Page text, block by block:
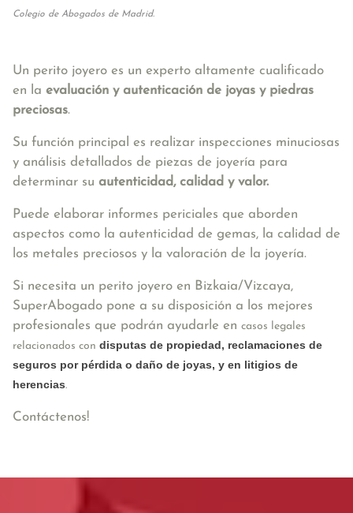
Colegio de Abogados de Madrid.
Un perito joyero es un experto altamente cualificado
en la evaluación y autenticación de joyas y piedras
preciosas.
Su función principal es realizar inspecciones minuciosas
y análisis detallados de piezas de joyería para
determinar su autenticidad, calidad y valor.
Puede elaborar informes periciales que aborden
aspectos como la autenticidad de gemas, la calidad de
los metales preciosos y la valoración de la joyería.
Si necesita un perito joyero en Bizkaia/Vizcaya,
SuperAbogado pone a su disposición a los mejores
profesionales que podrán ayudarle en casos legales
relacionados con disputas de propiedad, reclamaciones de
seguros por pérdida o daño de joyas, y en litigios de
herencias.
Contáctenos!